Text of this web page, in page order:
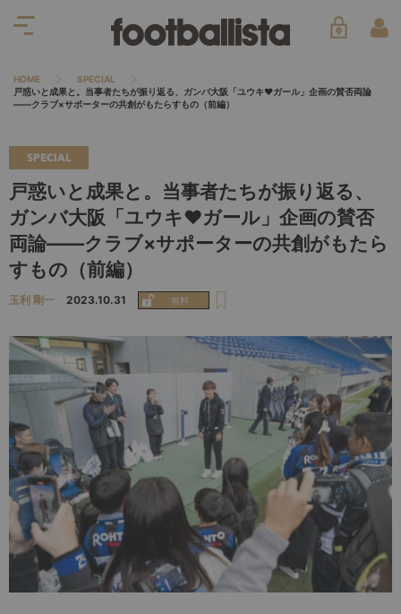
HOME
SPECIAL
戸惑いと成果と。当事者たちが振り返る、ガンバ大阪「ユウキ♥︎ガール」企画の賛否両論
――クラブ×サポーターの共創がもたらすもの（前編）
SPECIAL
戸惑いと成果と。当事者たちが振り返る、
ガンバ大阪「ユウキ♥︎ガール」企画の賛否
両論――クラブ×サポーターの共創がもたら
すもの（前編）
玉利 剛一 2023.10.31